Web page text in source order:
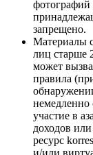
фотографий
запрещено.
Материалы
лиц старше
может
правила
немедленно
участие в
доходов
ресурс
и/или